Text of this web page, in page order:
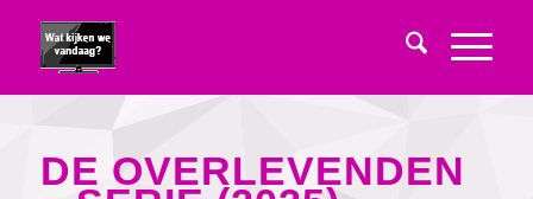
DE OVERLEVENDEN